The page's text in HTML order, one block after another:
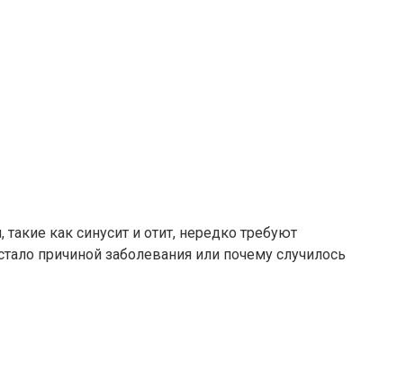
как синусит и отит, нередко требуют
причиной заболевания или почему случилось